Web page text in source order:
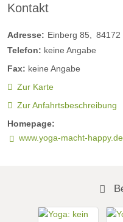
Kontakt
Adresse: Einberg 85 84172
Telefon: keine Angabe
Fax: keine Angabe
Zur Karte
Zur Anfahrtsbeschreibung
Homepage:
www.yoga-macht-happy.de